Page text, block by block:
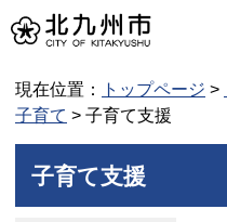
現在位置： トップページ >
子育て > 子育て支援
子育て支援